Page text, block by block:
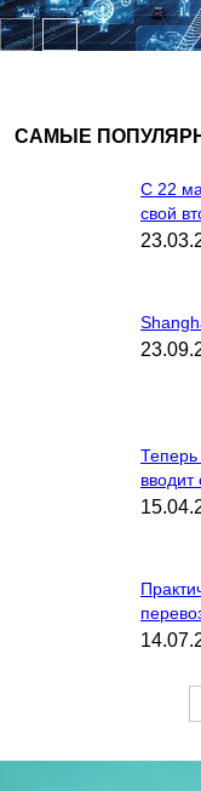
САМЫЕ
C 22
свой
вводит